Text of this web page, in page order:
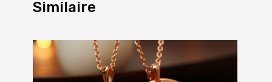
Similaire